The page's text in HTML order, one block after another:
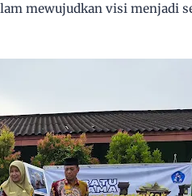
mewujudkan visi menjadi